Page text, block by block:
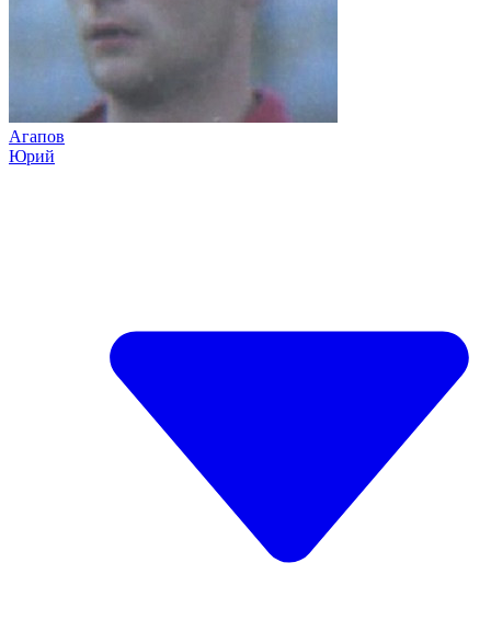
Агапов
Юрий